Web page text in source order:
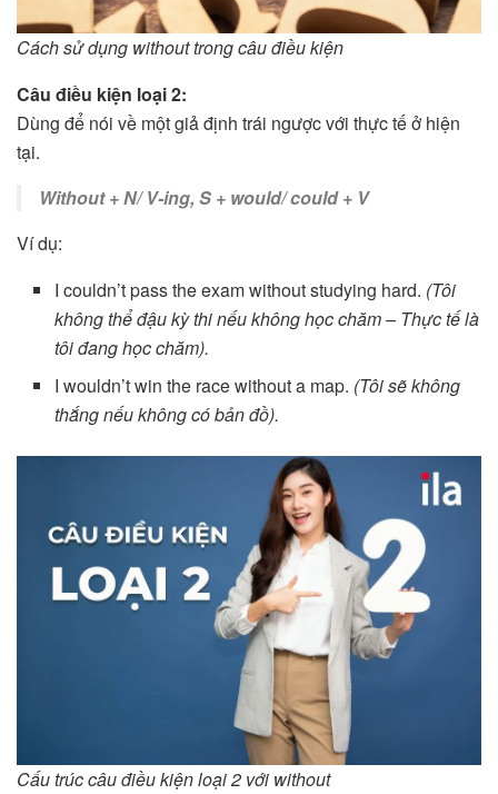
Cách sử dụng without trong câu điều kiện
Câu điều kiện loại 2:
Dùng để nói về một giả định trái ngược với thực tế ở hiện
tại.
Without + N/ V-ing, S + would/ could + V
Ví dụ:
I couldn’t pass the exam without studying hard. (Tôi
không thể đậu kỳ thi nếu không học chăm – Thực tế là
tôi đang học chăm).
I wouldn’t win the race without a map. (Tôi sẽ không
thắng nếu không có bản đồ).
Cấu trúc câu điều kiện loại 2 với without